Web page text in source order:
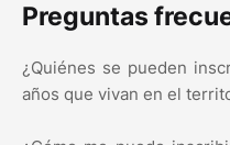
Preguntas
¿Quiénes se pueden
años que vivan en el